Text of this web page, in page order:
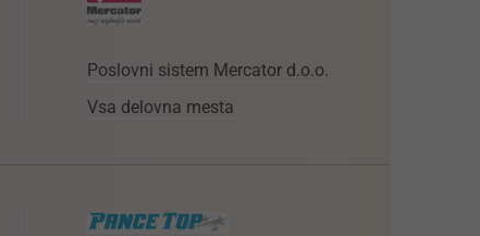
Poslovni sistem Mercator d.o.o.
Vsa delovna mesta